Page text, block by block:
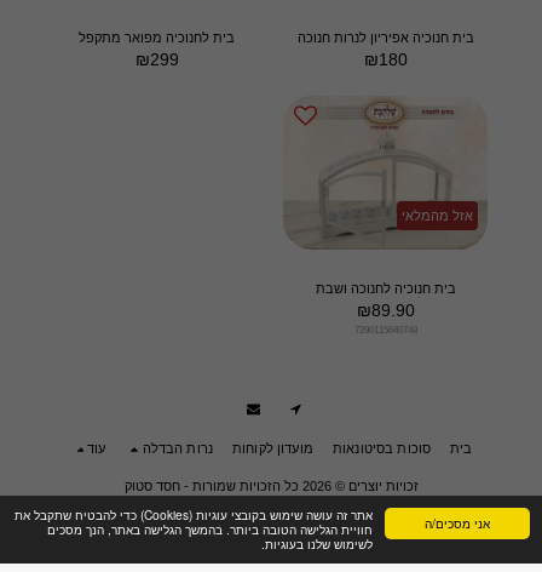
אני מסכים/ה
אתר זה עושה שימוש בקובצי עוגיות (Cookies) כדי להבטיח שתקבל את
חוויית הגלישה הטובה ביותר. בהמשך הגלישה באתר, הנך מסכים
לשימוש שלנו בעוגיות.
בית חנוכיה אפיריון לנרות חנוכה
₪180
בית לחנוכיה מפואר מתקפל
₪299
אזל מהמלאי
בית חנוכיה לחנוכה ושבת
₪89.90
7290115640748
בית סוכות בסיטונאות מועדון לקוחות נרות הבדלה עוד
זכויות יוצרים © 2026 כל הזכויות שמורות -
חסד סטוק
תנאי שימוש|פרטיות |הצהרת נגישות